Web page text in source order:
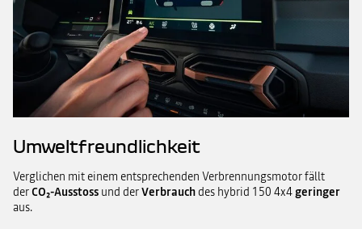
Umweltfreundlichkeit
Verglichen mit einem entsprechenden Verbrennungsmotor fällt
derCO₂-Ausstoss und derVerbrauchdes hybrid 150 4x4geringer
aus.